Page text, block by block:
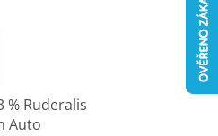
% Ruderalis
Auto